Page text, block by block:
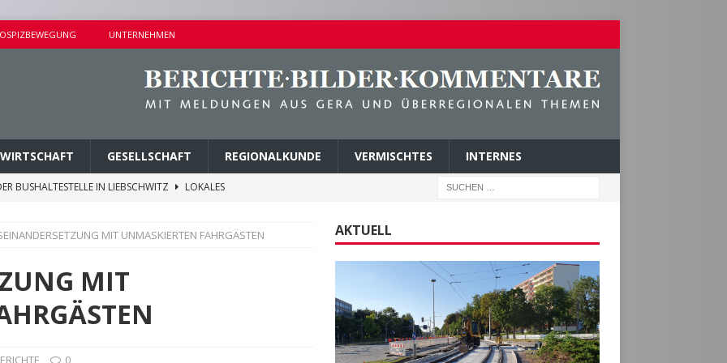
UNTERNEHMEN
WIRTSCHAFT GESELLSCHAFT REGIONALKUNDE VERMISCHTES INTERNES
BUSHALTESTELLE IN LIEBSCHWITZ
LOKALES
ERMITTLUNGSERFOLG
POLIZEIBERICHTE
UND KINDERSITZ GESTOHLEN
PARK DER JUGEND ABGETRAGEN
MIT UNMASKIERTEN FAHRGÄSTEN
MIT
0
AKTUELL